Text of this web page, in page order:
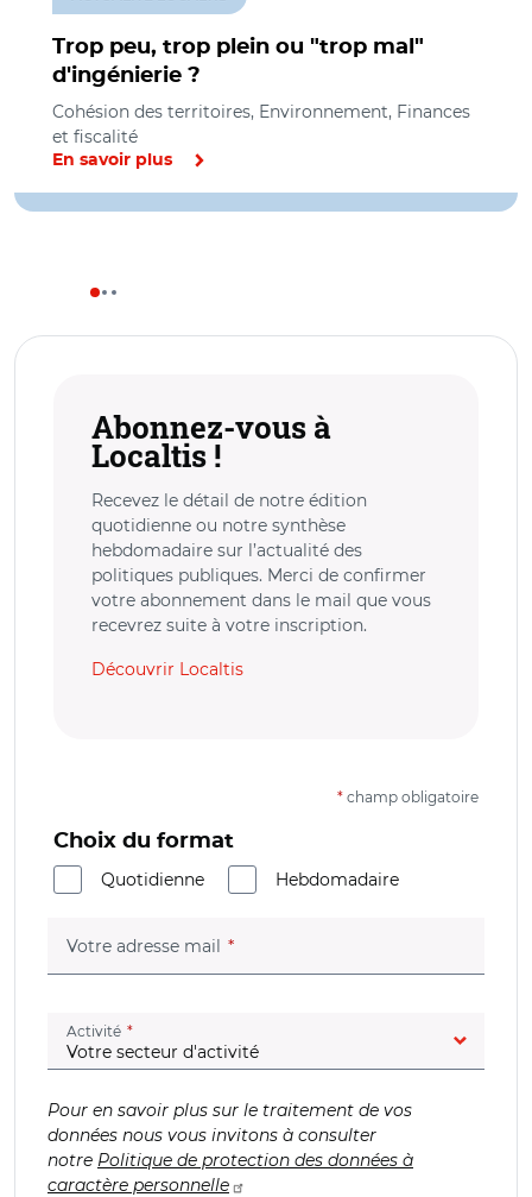
Trop peu, trop plein ou "trop mal"
d'ingénierie ?
Cohésion des territoires, Environnement, Finances
et fiscalité
En savoir plus
Abonnez-vous à
Localtis !
Recevez le détail de notre édition
quotidienne ou notre synthèse
hebdomadaire sur l’actualité des
politiques publiques. Merci de confirmer
votre abonnement dans le mail que vous
recevrez suite à votre inscription.
Découvrir Localtis
* champ obligatoire
Choix du format
Quotidienne
Hebdomadaire
Votre adresse mail (champ obligatoire)
Activité (champ obligatoire)
Pour en savoir plus sur le traitement de vos
données nous vous invitons à consulter
notre Politique de protection des données à
caractère personnelle